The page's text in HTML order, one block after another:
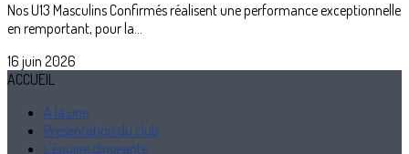
Nos U13 Masculins Confirmés réalisent une performance exceptionnelle
en remportant, pour la...
16 juin 2026
ACCUEIL
A la une
Présentation du club
L'équipe dirigeante